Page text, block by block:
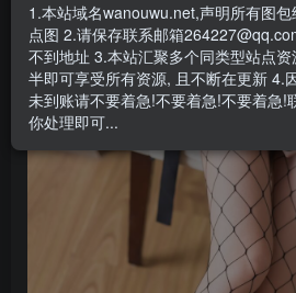
1.本站域名wanouwu.net,声明所有图
点图 2.请保存联系邮箱
不到地址 3.本站汇聚多个同类型站点
半即可享受所有资源, 且不断在更新 4.
未到账请不要着急!不要着急!不要着急!
你处理即可...